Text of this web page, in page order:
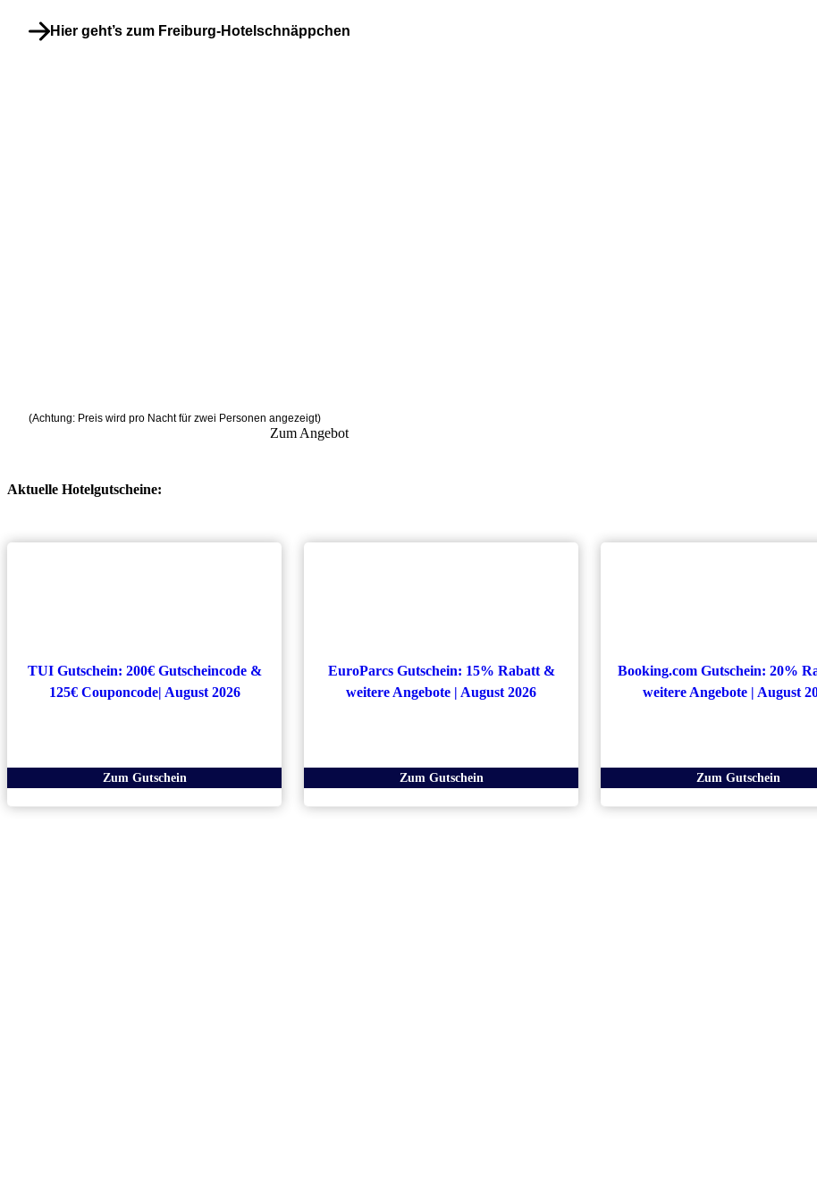
Hier geht’s zum Freiburg-Hotelschnäppchen
(Achtung: Preis wird pro Nacht für zwei Personen angezeigt)
Zum Angebot
Aktuelle Hotelgutscheine:
TUI Gutschein: 200€ Gutscheincode &
125€ Couponcode| August 2026
Zum Gutschein
EuroParcs Gutschein: 15% Rabatt &
weitere Angebote | August 2026
Zum Gutschein
Booking.com Gutschein: 20%
weitere Angebote | August
Zum Gutschein